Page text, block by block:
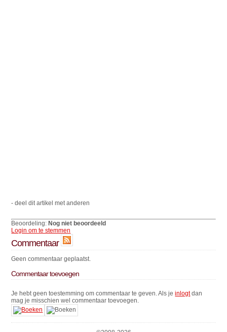
- deel dit artikel met anderen
Beoordeling:Nog niet beoordeeld
Login om te stemmen
Commentaar
Geen commentaar geplaatst.
Commentaar toevoegen
Je hebt geen toestemming om commentaar te geven. Als jeinlogtdan
mag je misschien wel commentaar toevoegen.